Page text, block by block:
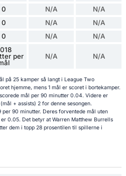
0 N/A N/A
0 N/A N/A
0 N/A N/A
per
N/A N/A
på 25 kamper så langt i League Two
hjemme, mens 1 mål er scoret i bortekamper.
mål per 90 minutter 0.04. Videre er
+ assists) 2 for denne sesongen.
90 minutter. Deres forventede mål uten
0.05. Det betyr at Warren Matthew Burrells
dem i topp 28 prosentilen til spillerne i